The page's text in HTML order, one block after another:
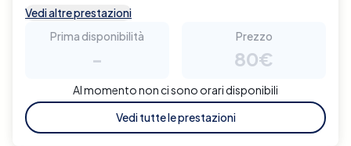
Vedi altre prestazioni
Prima disponibilità
-
Prezzo
80€
Al momento non ci sono orari disponibili
Vedi tutte le prestazioni